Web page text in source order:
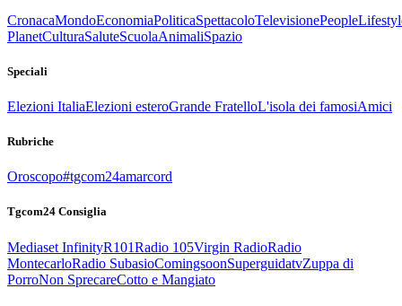
CronacaMondoEconomiaPoliticaSpettacoloTelevisionePeople
PlanetCulturaSaluteScuolaAnimaliSpazio
Speciali
Elezioni ItaliaElezioni esteroGrande FratelloL'isola dei famosiAmici
Rubriche
Oroscopo#tgcom24amarcord
Tgcom24 Consiglia
Mediaset InfinityR101Radio 105Virgin RadioRadio
MontecarloRadio SubasioComingsoonSuperguidatvZuppa di
PorroNon SprecareCotto e Mangiato